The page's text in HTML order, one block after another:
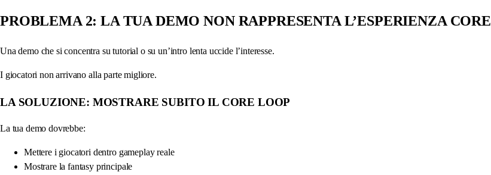
PROBLEMA 2: LA TUA DEMO NON RAPPRESENTA L’ESPERIENZA CORE
Una demo che si concentra su tutorial o su un’intro lenta uccide l’interesse.
I giocatori non arrivano alla parte migliore.
LA SOLUZIONE: MOSTRARE SUBITO IL CORE LOOP
La tua demo dovrebbe:
Mettere i giocatori dentro gameplay reale
Mostrare la fantasy principale